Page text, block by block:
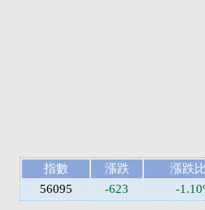
指數 漲跌
漲跌
56095
-623 -